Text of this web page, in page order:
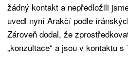
žádný kontakt a nepředložili
uvedl nyní Arakčí podle
Zároveň dodal, že
„konzultace“ a jsou v kontaktu s